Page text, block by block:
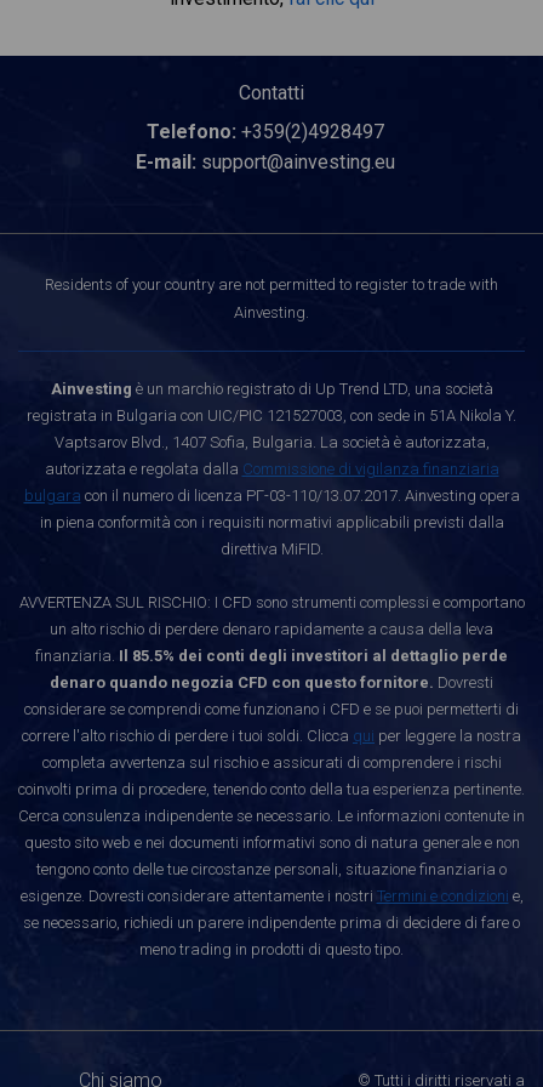
Contatti
Telefono: +359(2)4928497
E-mail: support@ainvesting.eu
Residents of your country are not permitted to register to trade with
Ainvesting.
Ainvesting è un marchio registrato di Up Trend LTD, una società
registrata in Bulgaria con UIC/PIC 121527003, con sede in 51A Nikola Y.
Vaptsarov Blvd., 1407 Sofia, Bulgaria. La società è autorizzata,
autorizzata e regolata dalla Commissione di vigilanza finanziaria
bulgara con il numero di licenza РГ-03-110/13.07.2017. Ainvesting opera
in piena conformità con i requisiti normativi applicabili previsti dalla
direttiva MiFID.
AVVERTENZA SUL RISCHIO: I CFD sono strumenti complessi e comportano
un alto rischio di perdere denaro rapidamente a causa della leva
finanziaria. Il 85.5% dei conti degli investitori al dettaglio perde
denaro quando negozia CFD con questo fornitore. Dovresti
considerare se comprendi come funzionano i CFD e se puoi permetterti di
correre l'alto rischio di perdere i tuoi soldi. Clicca qui per leggere la nostra
completa avvertenza sul rischio e assicurati di comprendere i rischi
coinvolti prima di procedere, tenendo conto della tua esperienza pertinente.
Cerca consulenza indipendente se necessario. Le informazioni contenute in
questo sito web e nei documenti informativi sono di natura generale e non
tengono conto delle tue circostanze personali, situazione finanziaria o
esigenze. Dovresti considerare attentamente i nostri Termini e condizioni e,
se necessario, richiedi un parere indipendente prima di decidere di fare o
meno trading in prodotti di questo tipo.
Chi siamo © Tutti i diritti riservati a